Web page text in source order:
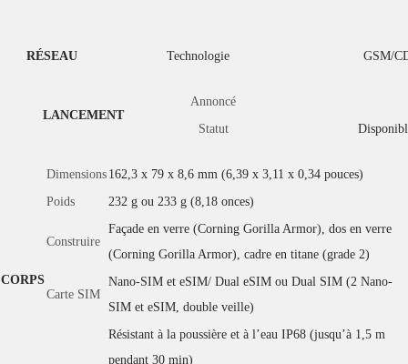
RÉSEAU Technologie GSM/
LANCEMENT
Annoncé
Statut
CORPS
Dimensions 162,3 x 79 x 8,6 mm (6,39 x 3,11 x 0,34 pouces)
Poids
232 g ou 233 g (8,18 onces)
Construire
Façade en verre (Corning Gorilla Armor), dos en verre
(Corning Gorilla Armor), cadre en titane (grade 2)
Carte SIM
Nano-SIM et eSIM/ Dual eSIM ou Dual SIM (2 Nano-
SIM et eSIM, double veille)
Résistant à la poussière et à l’eau IP68 (jusqu’à 1,5 m
pendant 30 min)